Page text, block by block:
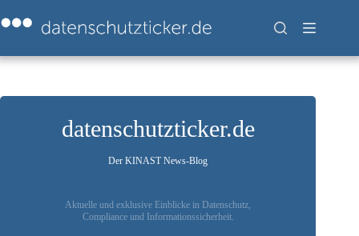
Inhalt
springen
datenschutzticker.de
Der KINAST News-Blog
Aktuelle und exklusive Einblicke in Datenschutz,
Compliance und Informationssicherheit.